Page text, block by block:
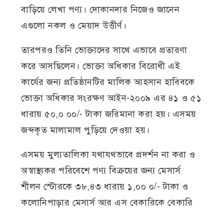
বাড়িয়ে লেখা পণ্য। দোকানদার নিজেও জানেন
এগুলো নকল ও মেয়াদ উত্তীর্ণ।
তারপরও তিনি ভোক্তাদের সাথে এভাবে প্রতারণা
করে আসছিলেন। ভোক্তা অধিকার বিরোধী এই
কার্যের জন্য প্রতিষ্ঠানটির মালিক আহসান হাবিবকে
ভোক্তা অধিকার সংরক্ষণ আইন-২০০৯ এর ৪১ ও ৫১
ধারায় ৫০,০ ০০/- টাকা জরিমানা করা হয়। এসময়
জব্দকৃত মালামাল পুড়িয়ে দেওয়া হয়।
এসময় মুল্যতালিকা যথাযথভাবে প্রদর্শন না করা ও
অস্বাস্থ্যকর পরিবেশে পণ্য বিক্রয়ের জন্য মেসার্স
শীলন স্টোরকে ৩৮,৪৩ ধারায় ১,০০ ০/- টাকা ও
কলোনিপাড়ার মেসার্স আর এস বেকারিকে বেকারি